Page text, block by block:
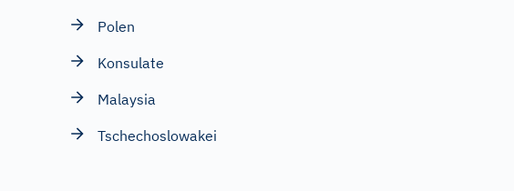
Polen
Konsulate
Malaysia
Tschechoslowakei